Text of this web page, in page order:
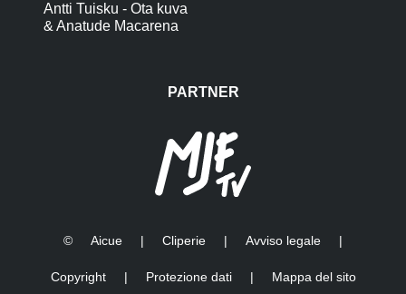
Antti Tuisku - Ota kuva
& Anatude Macarena
PARTNER
© Aicue | Cliperie | Avviso legale |
Copyright | Protezione dati | Mappa del sito